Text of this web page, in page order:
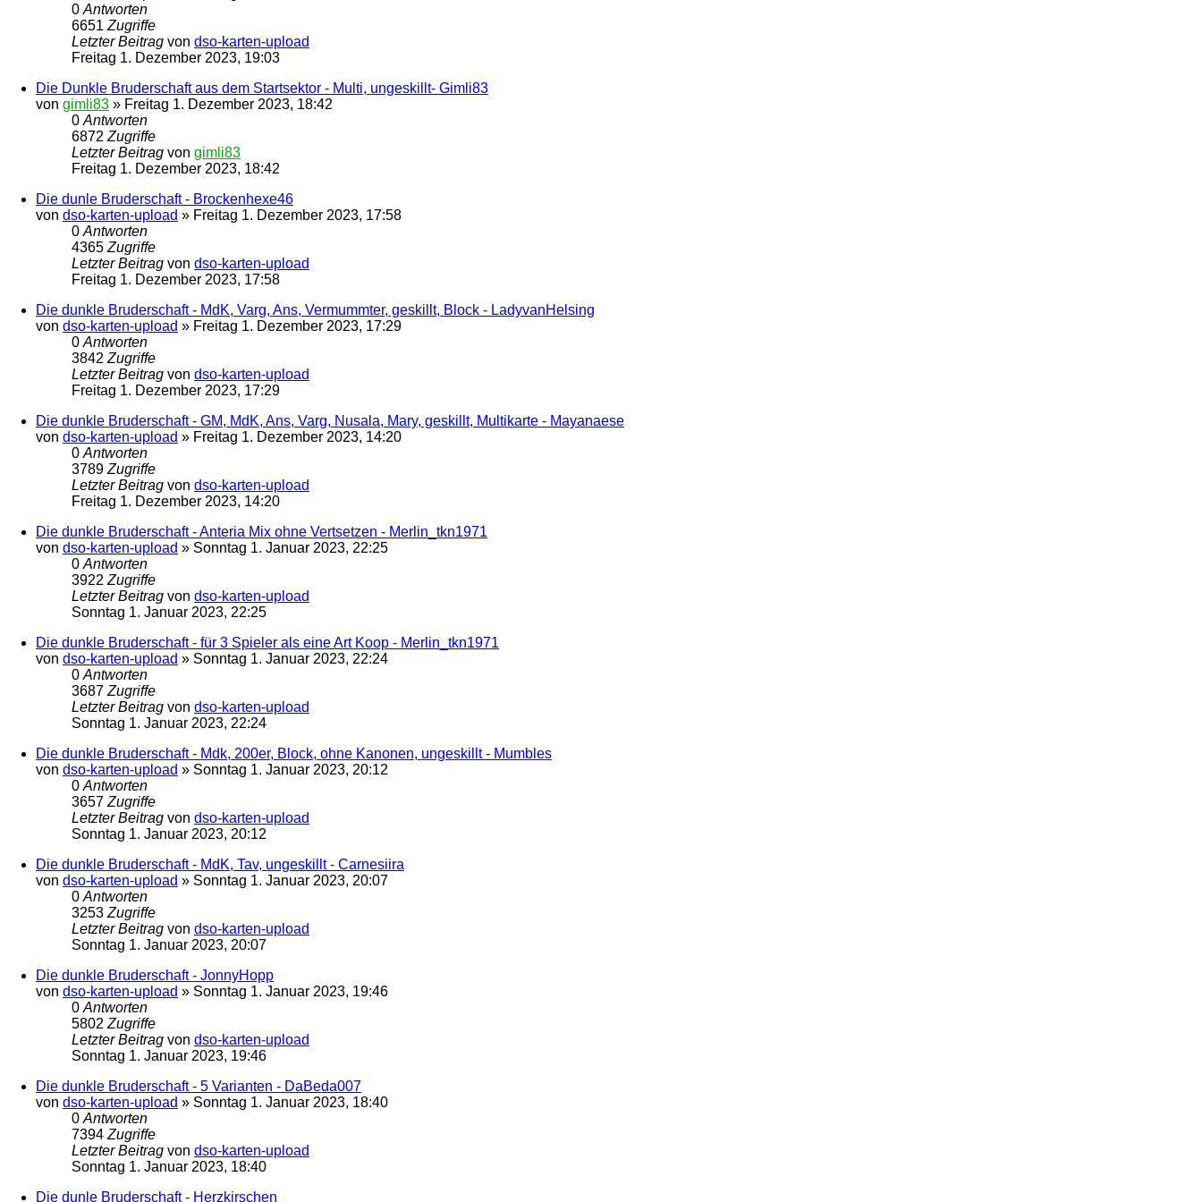
0Antworten
6651Zugriffe
Letzter Beitrag von dso-karten-upload
Freitag 1. Dezember 2023, 19:03
Die Dunkle Bruderschaft aus dem Startsektor - Multi, ungeskillt- Gimli83
von gimli83 » Freitag 1. Dezember 2023, 18:42
0Antworten
6872Zugriffe
Letzter Beitrag von gimli83
Freitag 1. Dezember 2023, 18:42
Die dunle Bruderschaft - Brockenhexe46
von dso-karten-upload » Freitag 1. Dezember 2023, 17:58
0Antworten
4365Zugriffe
Letzter Beitrag von dso-karten-upload
Freitag 1. Dezember 2023, 17:58
Die dunkle Bruderschaft - MdK, Varg, Ans, Vermummter, geskillt, Block - LadyvanHelsing
von dso-karten-upload » Freitag 1. Dezember 2023, 17:29
0Antworten
3842Zugriffe
Letzter Beitrag von dso-karten-upload
Freitag 1. Dezember 2023, 17:29
Die dunkle Bruderschaft - GM, MdK, Ans, Varg, Nusala, Mary, geskillt, Multikarte - Mayanaese
von dso-karten-upload » Freitag 1. Dezember 2023, 14:20
0Antworten
3789Zugriffe
Letzter Beitrag von dso-karten-upload
Freitag 1. Dezember 2023, 14:20
Die dunkle Bruderschaft - Anteria Mix ohne Vertsetzen - Merlin_tkn1971
von dso-karten-upload » Sonntag 1. Januar 2023, 22:25
0Antworten
3922Zugriffe
Letzter Beitrag von dso-karten-upload
Sonntag 1. Januar 2023, 22:25
Die dunkle Bruderschaft - für 3 Spieler als eine Art Koop - Merlin_tkn1971
von dso-karten-upload » Sonntag 1. Januar 2023, 22:24
0Antworten
3687Zugriffe
Letzter Beitrag von dso-karten-upload
Sonntag 1. Januar 2023, 22:24
Die dunkle Bruderschaft - Mdk, 200er, Block, ohne Kanonen, ungeskillt - Mumbles
von dso-karten-upload » Sonntag 1. Januar 2023, 20:12
0Antworten
3657Zugriffe
Letzter Beitrag von dso-karten-upload
Sonntag 1. Januar 2023, 20:12
Die dunkle Bruderschaft - MdK, Tav, ungeskillt - Carnesiira
von dso-karten-upload » Sonntag 1. Januar 2023, 20:07
0Antworten
3253Zugriffe
Letzter Beitrag von dso-karten-upload
Sonntag 1. Januar 2023, 20:07
Die dunkle Bruderschaft - JonnyHopp
von dso-karten-upload » Sonntag 1. Januar 2023, 19:46
0Antworten
5802Zugriffe
Letzter Beitrag von dso-karten-upload
Sonntag 1. Januar 2023, 19:46
Die dunkle Bruderschaft - 5 Varianten - DaBeda007
von dso-karten-upload » Sonntag 1. Januar 2023, 18:40
0Antworten
7394Zugriffe
Letzter Beitrag von dso-karten-upload
Sonntag 1. Januar 2023, 18:40
Die dunle Bruderschaft - Herzkirschen